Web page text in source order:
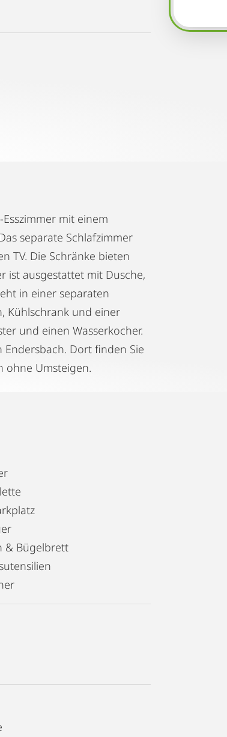
mit einem
separate Schlafzimmer
TV. Die Schränke bieten
ist ausgestattet mit Dusche,
in einer separaten
Kühlschrank und einer
und einen Wasserkocher.
Dort finden Sie
ohne Umsteigen.
& Bügelbrett